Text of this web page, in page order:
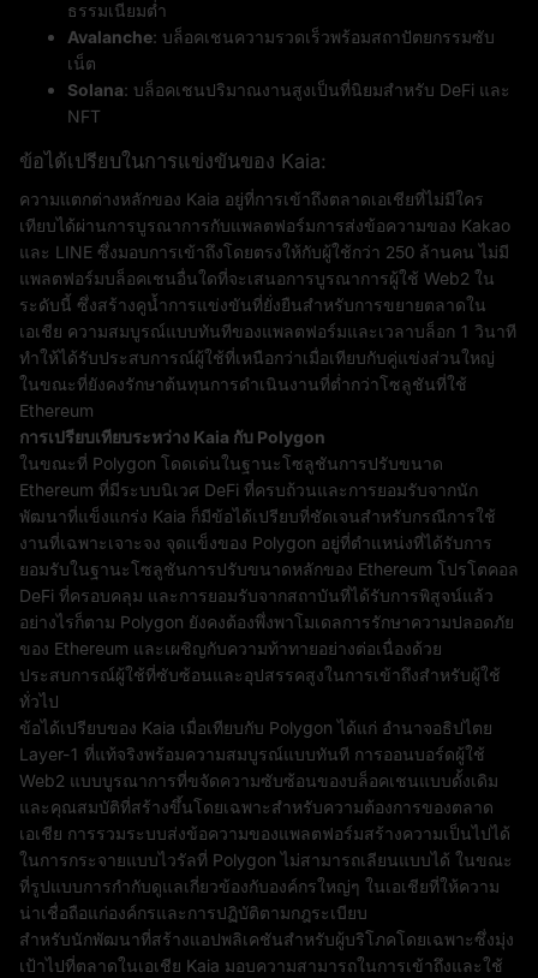
ธรรมเนียมต่ำ
Avalanche: บล็อคเชนความรวดเร็วพร้อมสถาปัตยกรรมซับ
เน็ต
Solana: บล็อคเชนปริมาณงานสูงเป็นที่นิยมสำหรับ DeFi และ
NFT
ข้อได้เปรียบในการแข่งขันของ Kaia:
ความแตกต่างหลักของ Kaia อยู่ที่การเข้าถึงตลาดเอเชียที่ไม่มีใคร
เทียบได้ผ่านการบูรณาการกับแพลตฟอร์มการส่งข้อความของ Kakao
และ LINE ซึ่งมอบการเข้าถึงโดยตรงให้กับผู้ใช้กว่า 250 ล้านคน ไม่มี
แพลตฟอร์มบล็อคเชนอื่นใดที่จะเสนอการบูรณาการผู้ใช้ Web2 ใน
ระดับนี้ ซึ่งสร้างคูน้ำการแข่งขันที่ยั่งยืนสำหรับการขยายตลาดใน
เอเชีย ความสมบูรณ์แบบทันทีของแพลตฟอร์มและเวลาบล็อก 1 วินาที
ทำให้ได้รับประสบการณ์ผู้ใช้ที่เหนือกว่าเมื่อเทียบกับคู่แข่งส่วนใหญ่
ในขณะที่ยังคงรักษาต้นทุนการดำเนินงานที่ต่ำกว่าโซลูชันที่ใช้
Ethereum
การเปรียบเทียบระหว่าง Kaia กับ Polygon
ในขณะที่ Polygon โดดเด่นในฐานะโซลูชันการปรับขนาด
Ethereum ที่มีระบบนิเวศ DeFi ที่ครบถ้วนและการยอมรับจากนัก
พัฒนาที่แข็งแกร่ง Kaia ก็มีข้อได้เปรียบที่ชัดเจนสำหรับกรณีการใช้
งานที่เฉพาะเจาะจง จุดแข็งของ Polygon อยู่ที่ตำแหน่งที่ได้รับการ
ยอมรับในฐานะโซลูชันการปรับขนาดหลักของ Ethereum โปรโตคอล
DeFi ที่ครอบคลุม และการยอมรับจากสถาบันที่ได้รับการพิสูจน์แล้ว
อย่างไรก็ตาม Polygon ยังคงต้องพึ่งพาโมเดลการรักษาความปลอดภัย
ของ Ethereum และเผชิญกับความท้าทายอย่างต่อเนื่องด้วย
ประสบการณ์ผู้ใช้ที่ซับซ้อนและอุปสรรคสูงในการเข้าถึงสำหรับผู้ใช้
ทั่วไป
ข้อได้เปรียบของ Kaia เมื่อเทียบกับ Polygon ได้แก่ อำนาจอธิปไตย
Layer-1 ที่แท้จริงพร้อมความสมบูรณ์แบบทันที การออนบอร์ดผู้ใช้
Web2 แบบบูรณาการที่ขจัดความซับซ้อนของบล็อคเชนแบบดั้งเดิม
และคุณสมบัติที่สร้างขึ้นโดยเฉพาะสำหรับความต้องการของตลาด
เอเชีย การรวมระบบส่งข้อความของแพลตฟอร์มสร้างความเป็นไปได้
ในการกระจายแบบไวรัลที่ Polygon ไม่สามารถเลียนแบบได้ ในขณะ
ที่รูปแบบการกำกับดูแลเกี่ยวข้องกับองค์กรใหญ่ๆ ในเอเชียที่ให้ความ
น่าเชื่อถือแก่องค์กรและการปฏิบัติตามกฎระเบียบ
สำหรับนักพัฒนาที่สร้างแอปพลิเคชันสำหรับผู้บริโภคโดยเฉพาะซึ่งมุ่ง
เป้าไปที่ตลาดในเอเชีย Kaia มอบความสามารถในการเข้าถึงและใช้